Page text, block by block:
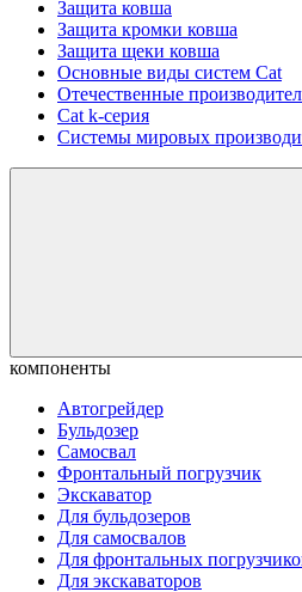
Защита ковша
Защита кромки ковша
Защита щеки ковша
Основные виды систем Cat
Отечественные
Сat k-серия
Системы мировых
компоненты
Автогрейдер
Бульдозер
Самосвал
Фронтальный погрузчик
Экскаватор
Для бульдозеров
Для самосвалов
Для фронтальных
Для экскаваторов